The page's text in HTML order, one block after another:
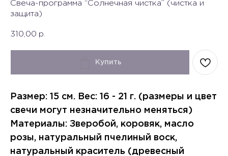
Свеча-программа “Солнечная чистка” (чистка и
защита)
310,00 р.
Купить
Размер: 15 см. Вес: 16 - 21 г. (размеры и цвет
свечи могут незначительно меняться)
Материалы: Зверобой, коровяк, масло
розы, натуральный пчелиный воск,
натуральный краситель (древесный